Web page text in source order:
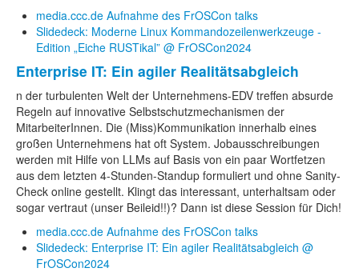
media.ccc.de Aufnahme des FrOSCon talks
Slidedeck: Moderne Linux Kommandozeilenwerkzeuge -
Edition „Eiche RUSTikal” @ FrOSCon2024
Enterprise IT: Ein agiler Realitätsabgleich
n der turbulenten Welt der Unternehmens-EDV treffen absurde
Regeln auf innovative Selbstschutzmechanismen der
MitarbeiterInnen. Die (Miss)Kommunikation innerhalb eines
großen Unternehmens hat oft System. Jobausschreibungen
werden mit Hilfe von LLMs auf Basis von ein paar Wortfetzen
aus dem letzten 4-Stunden-Standup formuliert und ohne Sanity-
Check online gestellt. Klingt das interessant, unterhaltsam oder
sogar vertraut (unser Beileid!!)? Dann ist diese Session für Dich!
media.ccc.de Aufnahme des FrOSCon talks
Slidedeck: Enterprise IT: Ein agiler Realitätsabgleich @
FrOSCon2024